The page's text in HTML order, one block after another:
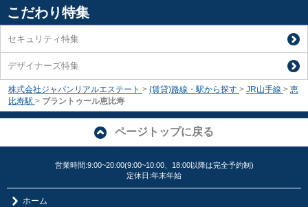
こだわり特集
セキュリティ特集
デザイナーズ特集
株式会社ジャパンリアルエステート > (賃貸)路線・駅から探す > JR山手線 > 恵
比寿駅 > ブラントゥール恵比寿
ページトップに戻る
営業時間:9:00~20:00(9:00~10:00、18:00以降は完全予約制)
定休日:年末年始
ホーム